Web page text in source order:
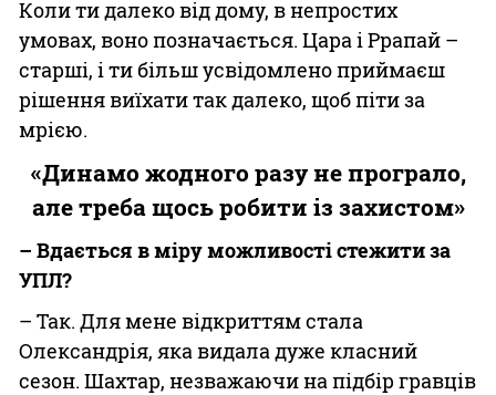
Коли ти далеко від дому, в непростих
умовах, воно позначається. Цара і Ррапай –
старші, і ти більш усвідомлено приймаєш
рішення виїхати так далеко, щоб піти за
мрією.
«Динамо жодного разу не програло,
але треба щось робити із захистом»
– Вдається в міру можливості стежити за
УПЛ?
– Так. Для мене відкриттям стала
Олександрія, яка видала дуже класний
сезон. Шахтар, незважаючи на підбір гравців